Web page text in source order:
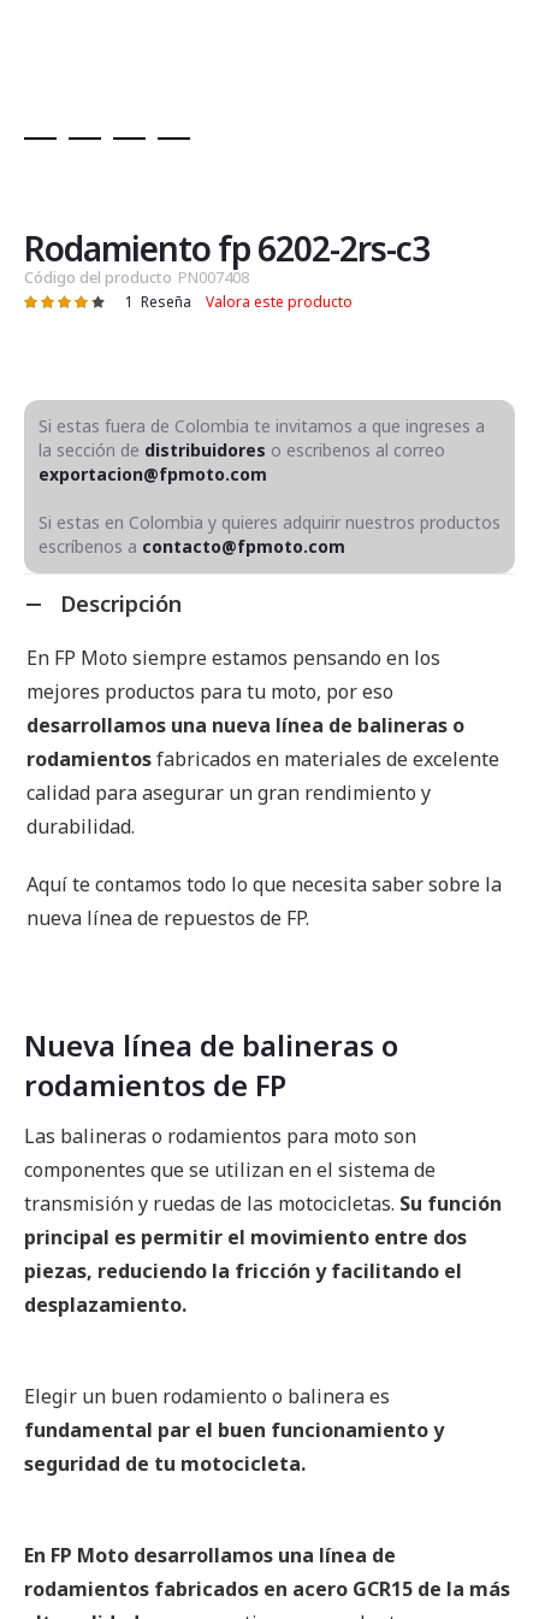
de
la
galería
de
Rodamiento fp 6202-2rs-c3
Código del producto PN007408
Valoración: 1 Reseña Valora este producto
Si estas fuera de Colombia te invitamos a que ingreses a
la sección de distribuidores o escribenos al correo
exportacion@fpmoto.com
Si estas en Colombia y quieres adquirir nuestros productos
escríbenos a contacto@fpmoto.com
Descripción
En FP Moto siempre estamos pensando en los
mejores productos para tu moto, por eso
desarrollamos una nueva línea de balineras o
rodamientosfabricados en materiales de excelente
calidad para asegurar un gran rendimiento y
durabilidad.
Aquí te contamos todo lo que necesita saber sobre la
nueva línea de repuestos de FP.
Nueva línea de balineras o
rodamientos de FP
Las balineras o rodamientos para moto son
componentes que se utilizan en el sistema de
transmisión y ruedas de las motocicletas. Su función
principal es permitir el movimiento entre dos
piezas, reduciendo la fricción y facilitando el
desplazamiento.
Elegir un buen rodamiento o balinera es
fundamental par el buen funcionamiento y
seguridad de tu motocicleta.
En FP Moto desarrollamos una línea de
rodamientos fabricados en acero GCR15 de la más